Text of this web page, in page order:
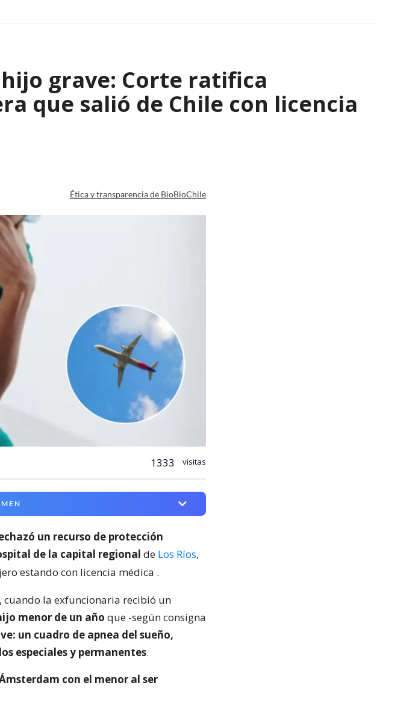
grave: Corte ratifica
que salió de Chile con licencia
Ética y transparencia de BioBioChile
1333 visitas
un recurso de protección
de la capital regional de Los Ríos,
estando con licencia médica .
, cuando la exfuncionaria recibió un
menor de un año que -según consigna
un cuadro de apnea del sueño,
especiales y permanentes.
con el menor al ser